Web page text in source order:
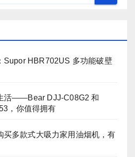
Supor HBR702US 多功能破壁
活——Bear DJJ‑C08G2 和
，你值得拥有
买多款式大吸力家用油烟机，有